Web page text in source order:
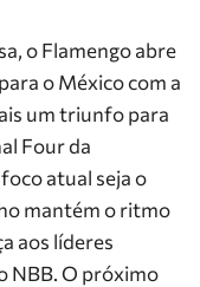
o Flamengo abre
o México com a
um triunfo para
Four da
atual seja o
mantém o ritmo
aos líderes
NBB. O próximo